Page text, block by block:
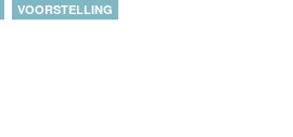
VOORSTELLING